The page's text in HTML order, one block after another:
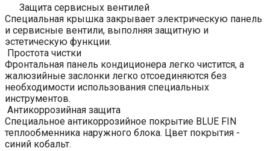
Защита сервисных вентилей
Специальная крышка закрывает электрическую панель
и сервисные вентили, выполняя защитную и
эстетическую функции.
Простота чистки
Фронтальная панель кондиционера легко чистится, а
жалюзийные заслонки легко отсоединяются без
необходимости использования специальных
инструментов.
Антикоррозийная защита
Специальное антикоррозийное покрытие BLUE FIN
теплообменника наружного блока. Цвет покрытия -
синий кобальт.